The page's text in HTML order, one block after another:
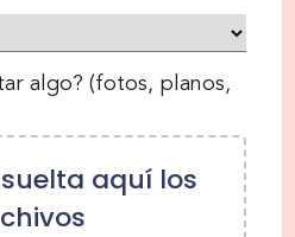
algo? (fotos, planos,
aquí los